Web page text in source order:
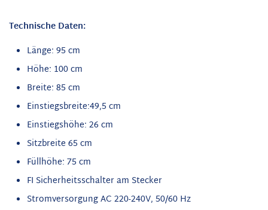
Technische Daten:
Länge: 95 cm
Höhe: 100 cm
Breite: 85 cm
Einstiegsbreite:49,5 cm
Einstiegshöhe: 26 cm
Sitzbreite 65 cm
Füllhöhe: 75 cm
FI Sicherheitsschalter am Stecker
Stromversorgung AC 220-240V, 50/60 Hz